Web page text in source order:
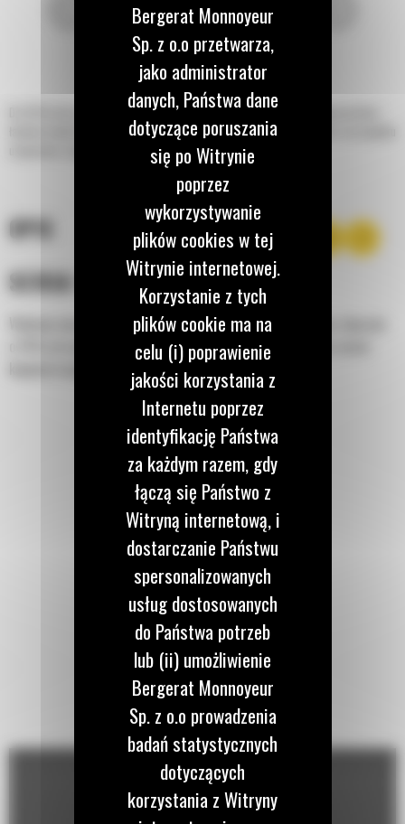
Do 50% krótszy czas kopania oraz możliwość zachowania do 15% większej ilości
ładunku dzięki łyżce standardowej z serii Performance. Najlepszy wybór w przypadku
usypywania, wykopywania i załadunku ze skarp.
OPIS
SERIA PERFORMANCE
Wykonaj więcej pracy przy mniejszym do 7% zużyciu paliwa, lepszym
o 15% utrzymywaniu ładunku oraz nawet o 50% krótszym czasie
Bergerat Monnoyeur
Sp. z o.o przetwarza,
jako administrator
danych, Państwa dane
dotyczące poruszania
się po Witrynie
poprzez
wykorzystywanie
plików cookies w tej
Witrynie internetowej.
Korzystanie z tych
plików cookie ma na
celu (i) poprawienie
jakości korzystania z
Internetu poprzez
identyfikację Państwa
za każdym razem, gdy
łączą się Państwo z
Witryną internetową, i
dostarczanie Państwu
spersonalizowanych
usług dostosowanych
do Państwa potrzeb
lub (ii) umożliwienie
Bergerat Monnoyeur
Sp. z o.o prowadzenia
badań statystycznych
dotyczących
korzystania z Witryny